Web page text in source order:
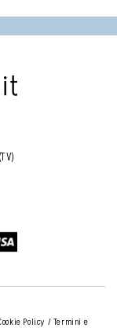
Policy /Termini e